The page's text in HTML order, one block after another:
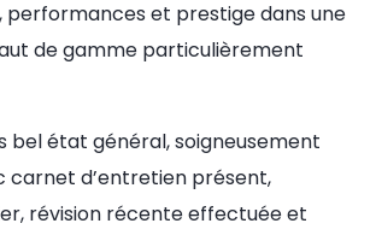
performances et prestige dans une
de gamme particulièrement
bel état général, soigneusement
carnet d’entretien présent,
révision récente effectuée et